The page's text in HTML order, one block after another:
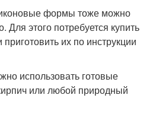
формы тоже можно
Для этого потребуется купить
их по инструкции
использовать готовые
или любой природный